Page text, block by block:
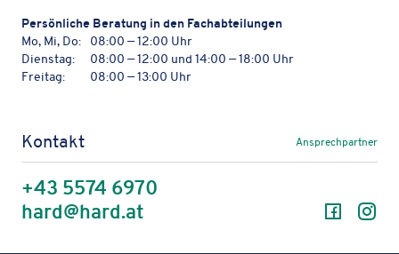
Persön­li­che Bera­tung in den Fachabteilungen
Mo, Mi, Do:
08:00 — 12:00 Uhr
Dienstag:
08:00 — 12:00 und 14:00 — 18:00 Uhr
Freitag:
08:00 — 13:00 Uhr
Kontakt Ansprechpartner
+43 5574 6970
hard@hard.at